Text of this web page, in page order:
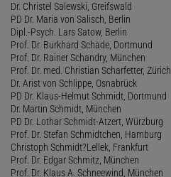
Dr. Christel Salewski, Greifswald
PD Dr. Maria von Salisch, Berlin
Dipl.-Psych. Lars Satow, Berlin
Prof. Dr. Burkhard Schade, Dortmund
Prof. Dr. Rainer Schandry, München
Prof. Dr. med. Christian Scharfetter, Zürich
Dr. Arist von Schlippe, Osnabrück
PD Dr. Klaus-Helmut Schmidt, Dortmund
Dr. Martin Schmidt, München
PD Dr. Lothar Schmidt-Atzert, Würzburg
Prof. Dr. Stefan Schmidtchen, Hamburg
Christoph Schmidt?Lellek, Frankfurt
Prof. Dr. Edgar Schmitz, München
Prof. Dr. Klaus A. Schneewind, München